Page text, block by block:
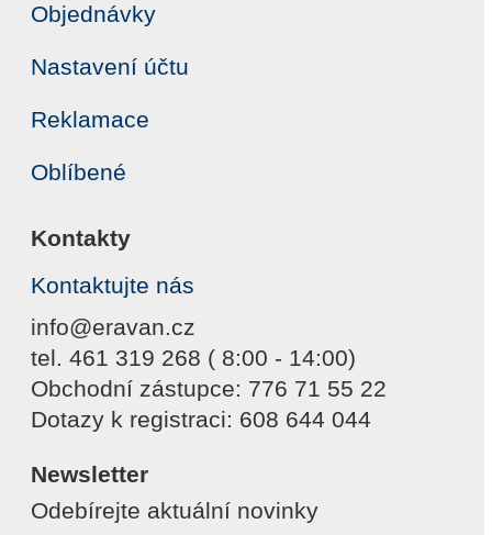
Objednávky
Nastavení účtu
Reklamace
Oblíbené
Kontakty
Kontaktujte nás
info@eravan.cz
tel. 461 319 268 ( 8:00 - 14:00)
Obchodní zástupce: 776 71 55 22
Dotazy k registraci: 608 644 044
Newsletter
Odebírejte aktuální novinky